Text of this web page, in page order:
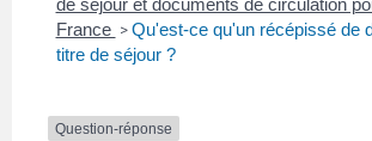
France > Qu'est-ce qu'un récépissé de
titre de séjour ?
Question-réponse